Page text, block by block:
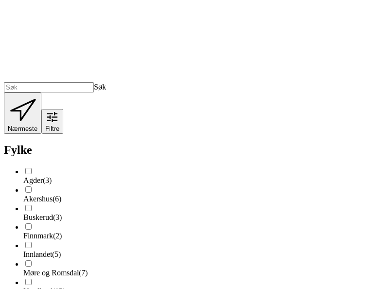
Søk
Nærmeste Filtre
Fylke
Agder(3)
Akershus(6)
Buskerud(3)
Finnmark(2)
Innlandet(5)
Møre og Romsdal(7)